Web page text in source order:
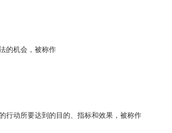
的机会，被称作
动所要达到的目的、指标和效果，被称作